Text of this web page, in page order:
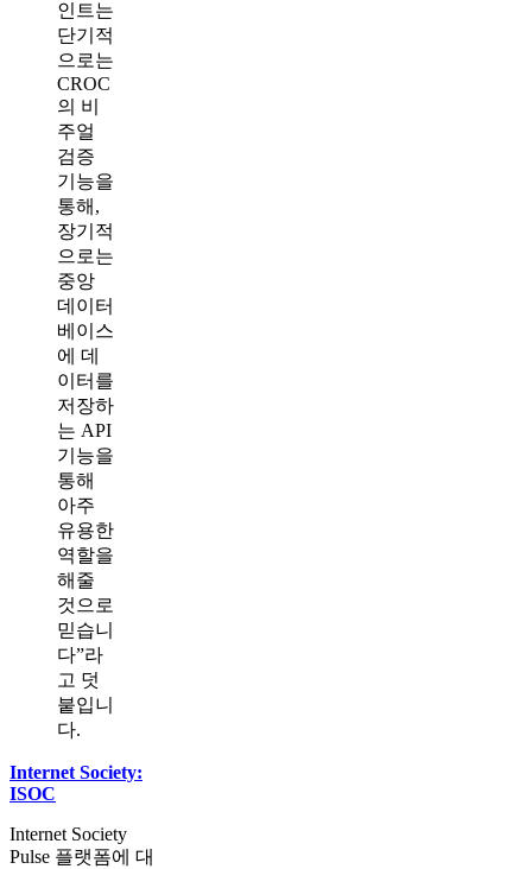
인트는
단기적
으로는
CROC
의 비
주얼
검증
기능을
통해,
장기적
으로는
중앙
데이터
베이스
에 데
이터를
저장하
는 API
기능을
통해
아주
유용한
역할을
해줄
것으로
믿습니
다”라
고 덧
붙입니
다.
Internet Society:
ISOC
Internet Society
Pulse 플랫폼에 대